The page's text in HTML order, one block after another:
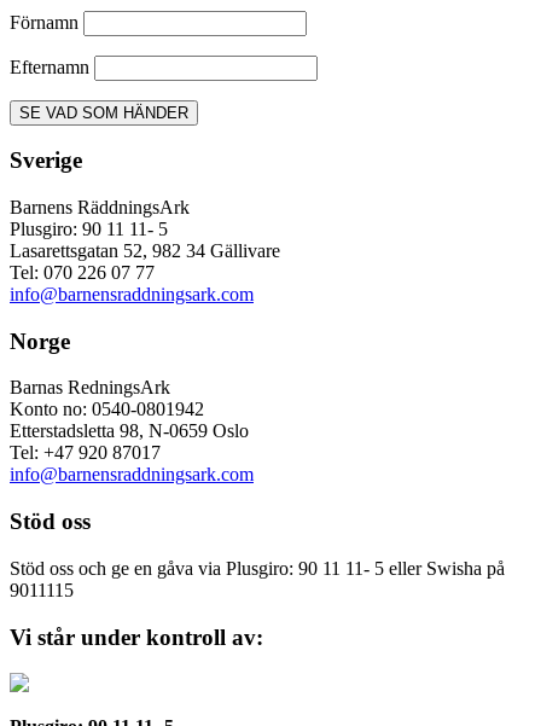
Förnamn
Efternamn
Sverige
Barnens RäddningsArk
Plusgiro: 90 11 11- 5
Lasarettsgatan 52, 982 34 Gällivare
Tel: 070 226 07 77
info@barnensraddningsark.com
Norge
Barnas RedningsArk
Konto no: 0540-0801942
Etterstadsletta 98, N-0659 Oslo
Tel: +47 920 87017
info@barnensraddningsark.com
Stöd oss
Stöd oss och ge en gåva via Plusgiro: 90 11 11- 5 eller Swisha på
9011115
Vi står under kontroll av: